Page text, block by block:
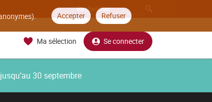
Accepter Refuser
Ma sélection Se connecter
30 septembre